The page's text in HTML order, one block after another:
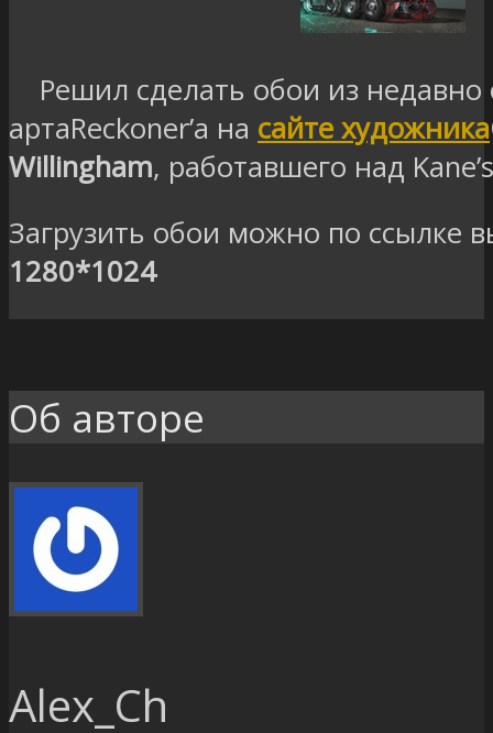
Решил сделать обои из недавно
артаReckoner’а на сайте художника
Willingham, работавшего над
Загрузить обои можно по ссылке
1280*1024
Об авторе
Alex_Ch